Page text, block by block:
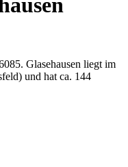
Glasehausen liegt im
und hat ca. 144